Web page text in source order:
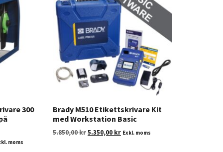
300
moms
Brady M510 Etikettskrivare Kit
med Workstation Basic
5.850,00kr5.350,00 kr Exkl. moms